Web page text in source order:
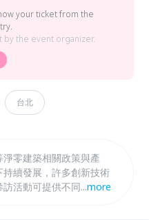
your ticket from the
by the event organizer.
台北
零建築相關政策與產
續發展，許多創新技術
活動可提供不同參與者
...more